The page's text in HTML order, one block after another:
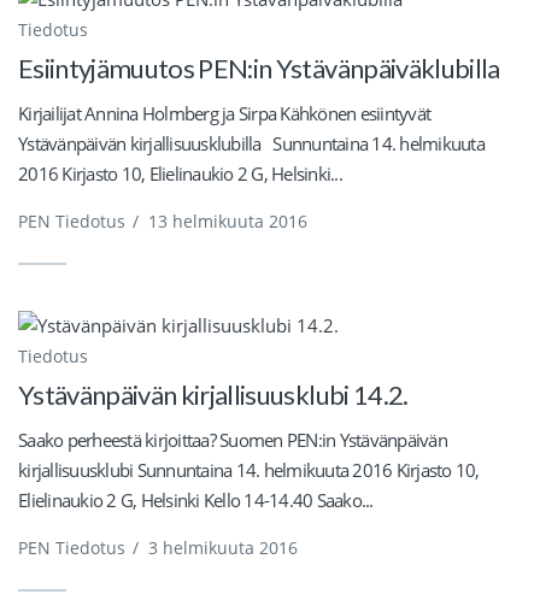
Tiedotus
Esiintyjämuutos PEN:in Ystävänpäiväklubilla
Kirjailijat Annina Holmberg ja Sirpa Kähkönen esiintyvät
Ystävänpäivän kirjallisuusklubilla Sunnuntaina 14. helmikuuta
2016 Kirjasto 10, Elielinaukio 2 G, Helsinki...
PEN Tiedotus / 13 helmikuuta 2016
Tiedotus
Ystävänpäivän kirjallisuusklubi 14.2.
Saako perheestä kirjoittaa? Suomen PEN:in Ystävänpäivän
kirjallisuusklubi Sunnuntaina 14. helmikuuta 2016 Kirjasto 10,
Elielinaukio 2 G, Helsinki Kello 14-14.40 Saako...
PEN Tiedotus / 3 helmikuuta 2016